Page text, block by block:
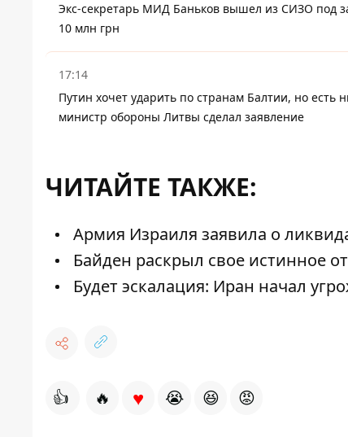
Экс-секретарь МИД Баньков вышел из СИЗО под
10 млн грн
17:14
Путин хочет ударить по странам Балтии, но есть
министр обороны Литвы сделал заявление
ЧИТАЙТЕ ТАКЖЕ:
Армия Израиля заявила о
Байден раскрыл свое истинное
Будет эскалация: Иран начал
👍 🔥 ♥ 😭 😆 😡